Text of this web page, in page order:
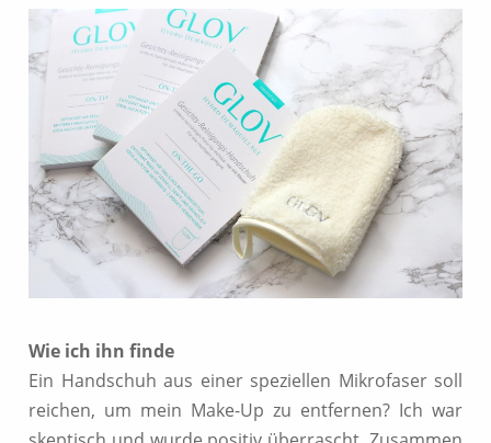
Wie ich ihn finde
Ein Handschuh aus einer speziellen Mikrofaser soll
reichen, um mein Make-Up zu entfernen? Ich war